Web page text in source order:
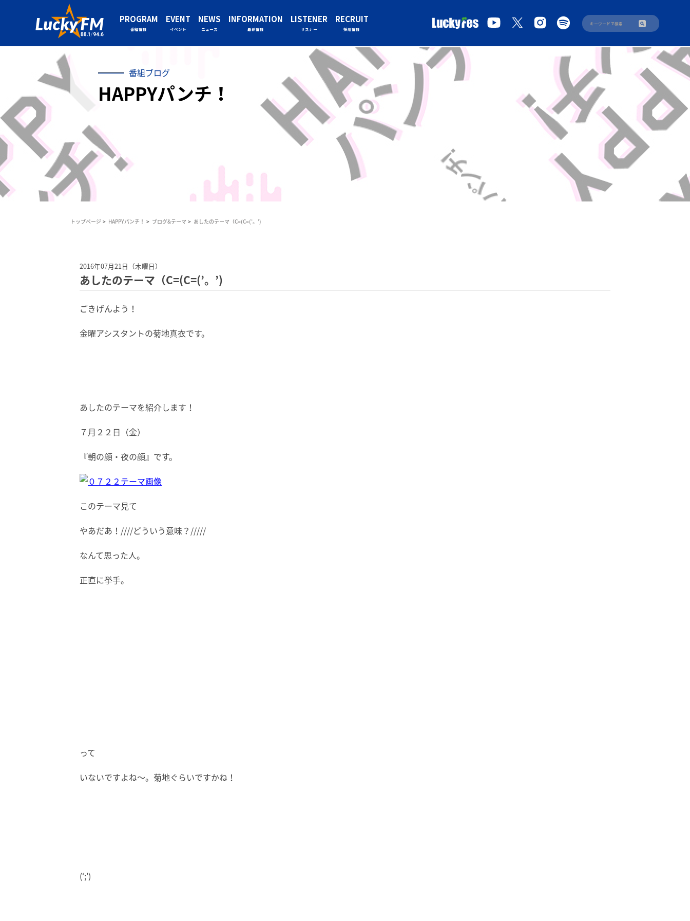
PROGRAM
番組情報
EVENT
イベント
NEWS
ニュース
INFORMATION
最新情報
LISTENER
リスナー
RECRUIT
採用情報
番組ブログ
HAPPYパンチ！
トップページ HAPPYパンチ！ ブログ&テーマ あしたのテーマ（C=(C=(’。’)
2016年07月21日（木曜日）
あしたのテーマ（C=(C=(’。’)
ごきげんよう！
金曜アシスタントの菊地真衣です。
あしたのテーマを紹介します！
７月２２日（金）
『朝の顔・夜の顔』 です。
このテーマ見て
やあだあ！////どういう意味？/////
なんて思った人。
正直に挙手。
って
いないですよね～。菊地ぐらいですかね！
(‘;’)